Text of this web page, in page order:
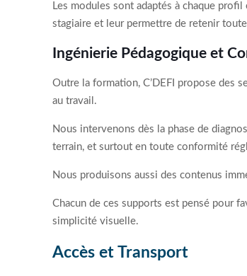
Les modules sont adaptés à chaque
stagiaire et leur permettre de retenir
Ingénierie Pédagogique et
Outre la formation, C’DEFI propose des
au travail.
Nous intervenons dès la phase de
terrain, et surtout en toute conformité
Nous produisons aussi des contenus
Chacun de ces supports est pensé pour
simplicité visuelle.
Accès et Transport